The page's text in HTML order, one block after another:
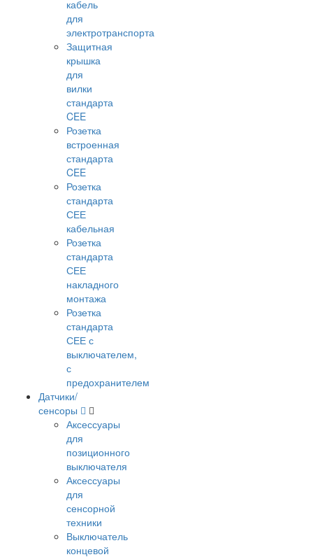
кабель
для
электротранспорта
Защитная
крышка
для
вилки
стандарта
CEE
Розетка
встроенная
стандарта
CEE
Розетка
стандарта
СЕЕ
кабельная
Розетка
стандарта
СЕЕ
накладного
монтажа
Розетка
стандарта
СЕЕ с
выключателем,
с
предохранителем
Датчики/
сенсоры
Аксессуары
для
позиционного
выключателя
Аксессуары
для
сенсорной
техники
Выключатель
концевой